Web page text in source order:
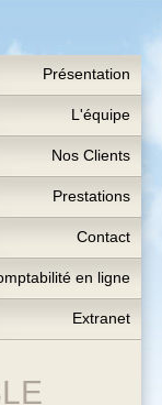
Présentation
L'équipe
Nos Clients
Prestations
Contact
en ligne
Extranet